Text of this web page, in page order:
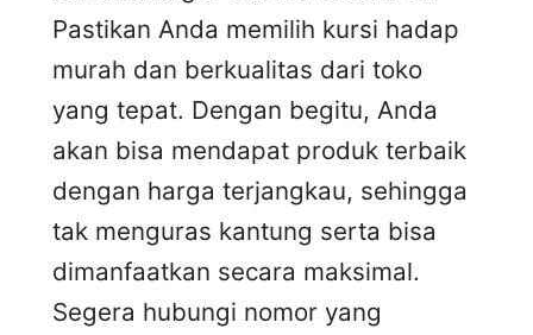
Pastikan Anda memilih kursi hadap
murah dan berkualitas dari toko
yang tepat. Dengan begitu, Anda
akan bisa mendapat produk terbaik
dengan harga terjangkau, sehingga
tak menguras kantung serta bisa
dimanfaatkan secara maksimal.
Segera hubungi nomor yang